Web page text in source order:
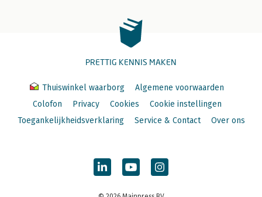
PRETTIG KENNIS MAKEN
Thuiswinkel waarborg
Algemene voorwaarden
Colofon
Privacy Cookies
Cookie instellingen
Toegankelijkheidsverklaring
Service & Contact Over ons